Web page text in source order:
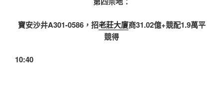
寶安沙井A301-0586，招老莊大廈商31.02億+競配1.9萬平
競得
10:40